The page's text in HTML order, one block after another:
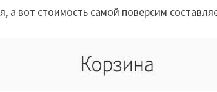
а вот стоимость самой поверсим